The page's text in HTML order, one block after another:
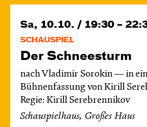
Sa, 10.10. / 19:30 –
SCHAUSPIEL
Der Schnee­sturm
nach Vladimir Sorokin — in
Bühnenfassung von Kirill
Regie: Kirill Serebrennikov
Schauspielhaus, Großes Haus